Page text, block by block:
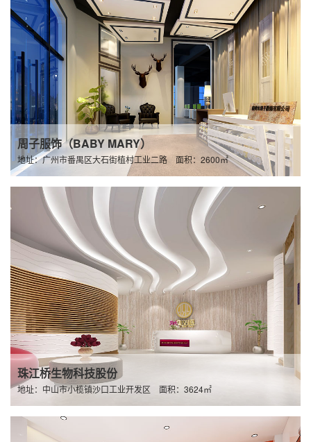
周子服饰（BABY MARY）
地址：广州市番禺区大石街植村工业二路 面积：2600㎡
珠江桥生物科技股份
地址：中山市小榄镇沙口工业开发区 面积：3624㎡